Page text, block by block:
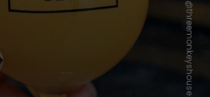
@threemonkeyshouse